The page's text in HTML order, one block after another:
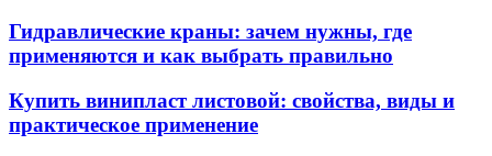
Гидравлические краны: зачем нужны, где
применяются и как выбрать правильно
Купить винипласт листовой: свойства, виды и
практическое применение